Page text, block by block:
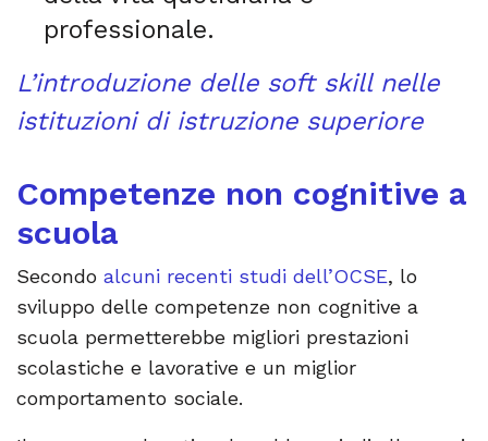
professionale.
L’introduzione delle soft skill nelle
istituzioni di istruzione superiore
Competenze non cognitive a
scuola
Secondo alcuni recenti studi dell’OCSE, lo
sviluppo delle competenze non cognitive a
scuola permetterebbe migliori prestazioni
scolastiche e lavorative e un miglior
comportamento sociale.